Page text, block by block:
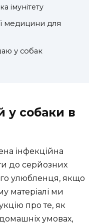
імунітету
медицини для
у собак
у собаки в
інфекційна
до серйозних
улюбленця, якщо
матеріалі ми
про те, як
умовах,